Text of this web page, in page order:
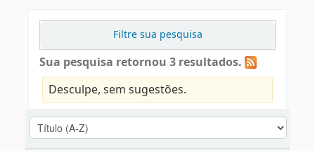
Filtre sua pesquisa
Sua pesquisa retornou 3 resultados.
Desculpe, sem sugestões.